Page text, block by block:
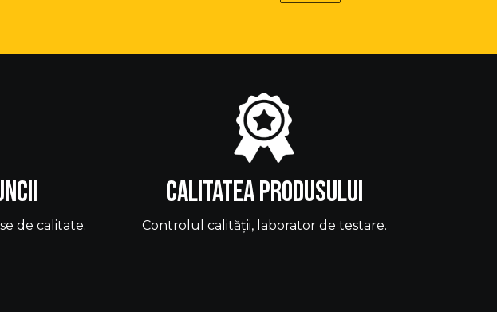
de calitate.
Calitatea produsului
Controlul calității, laborator de testare.